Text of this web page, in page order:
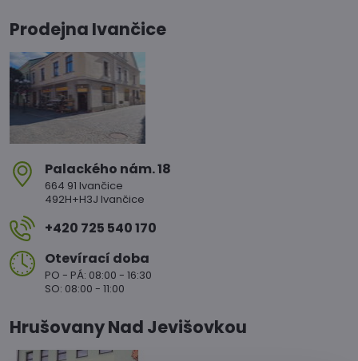
Prodejna Ivančice
Palackého nám​. 18
664 91 Ivančice
492H+H3J Ivančice
+420 725 540 170
Otevírací doba
PO - PÁ: 08:00 - 16:30
SO: 08:00 - 11:00
Hrušovany Nad Jevišovkou